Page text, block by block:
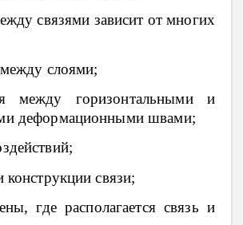
связями зависит от многих
слоями;
между горизонтальными и
деформационными швами;
конструкции связи;
где располагается связь и